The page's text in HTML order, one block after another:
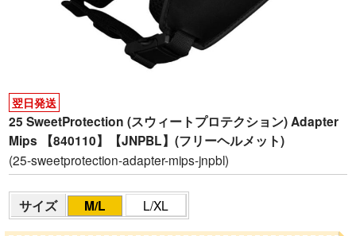
翌日発送
25 SweetProtection (スウィートプロテクション) Adapter
Mips 【840110】【JNPBL】(フリーヘルメット)
(25-sweetprotection-adapter-mips-jnpbl)
サイズ M/L L/XL